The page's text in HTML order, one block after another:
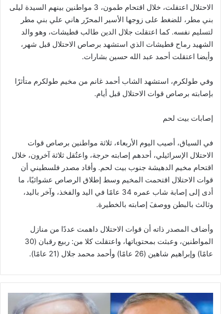
الاحتلال اعتقلت، خلال اقتحام طمون، 3 مواطنين بينهم السيدة ليلى
بني مطر، للضغط على زوجها الأسير المحرّر هاني علي بني مطر
لتسليم نفسه. كما اعتقلت جلال الدين طالب قطيشات، وهو والد
الشهيد رماح قطيشات الذي استشهد برصاص الاحتلال قبل شهر،
وأيضا اعتقلت أحمد عبد الله حسين بشارات.
وفي طولكرم، استشهد الشاب أحمد غانم من مخيم طولكرم متأثرًا
بإصابته برصاص قوات الاحتلال قبل أيام.
إصابات بيت لحم
في السياق، أصيب اليوم الأربعاء، ثلاثة مواطنين برصاص قوات
الاحتلال الإسرائيلي، أحدهم إصابته حرجة، واعتُقل ثلاثة آخرون، خلال
اقتحام مخيم الدهيشة جنوب بيت لحم. وأفاد مصدر فلسطيني أن
قوات الاحتلال اقتحمت المخيم وسط إطلاق الرصاص عشوائيًا، ما
أدى إلى إصابة شاب عمره 34 عامًا في اليد والفخذ، وآخر باليد،
وثالث بالبطن ووصفَ إصابته بالخطيرة.
وأضاف المصدر ذاته أن قوات الاحتلال داهمت عددًا من منازل
المواطنين، وعبثت بمحتوياتها، واعتقلت كلا من: ربيع رقبان (30
عامًا) وإبراهيم شاهين (26 عامًا) وأحمد محمد جلال (21 عامًا).
ا